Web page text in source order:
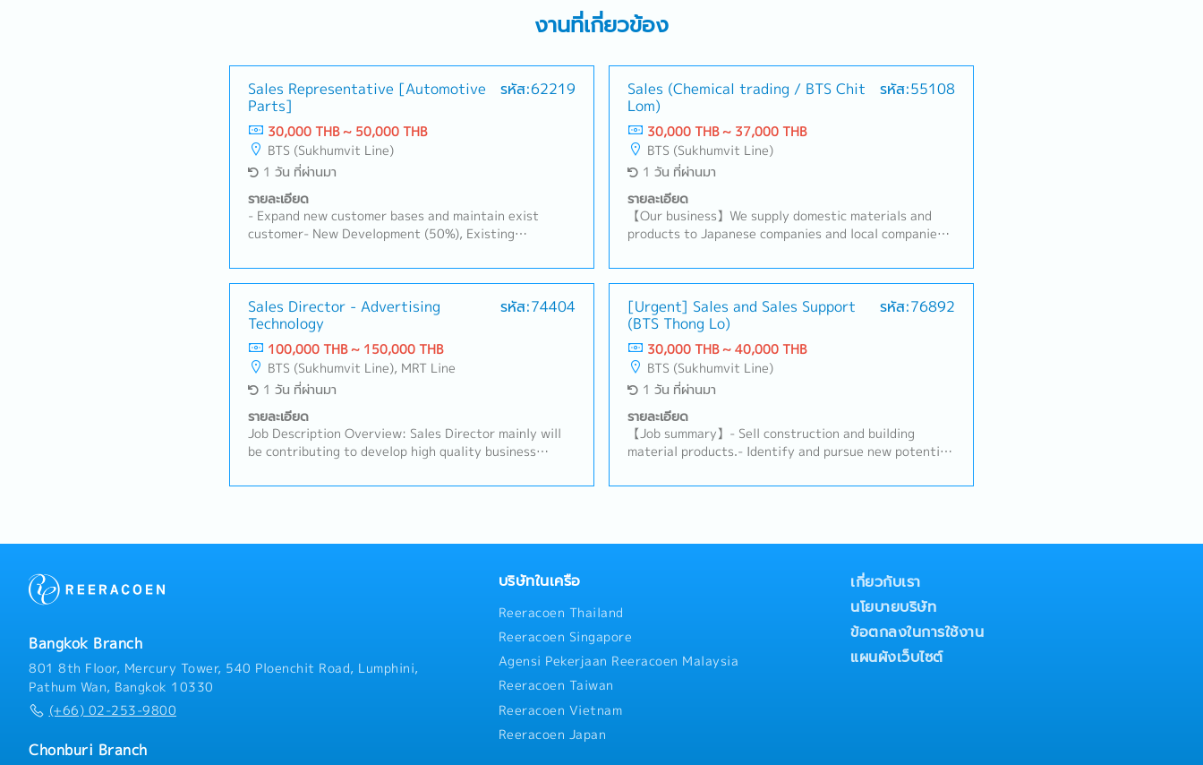
งานที่เกี่ยวข้อง
Sales Representative [Automotive
Parts]
รหัส:62219
30,000 THB ~ 50,000 THB
BTS (Sukhumvit Line)
1 วัน ที่ผ่านมา
รายละเอียด
- Expand new customer bases and maintain exist
customer- New Development (50%), Existing
Industrial Estate in Siracha, Amatanakorn,
Prachinburi- Sell products to Tier 1 or 2 of
Manufacturer- Follow up progress of business achieve
the orders- Prepare and report results, status to the
manager- Other tasks assigned
Sales (Chemical trading / BTS Chit
Lom)
รหัส:55108
30,000 THB ~ 37,000 THB
BTS (Sukhumvit Line)
1 วัน ที่ผ่านมา
รายละเอียด
【Our business】We supply domestic materials and
products to Japanese companies and local companies
domestic customers, we respond to a wide range of
needs, including the provision of products,
import/export business services, and information.
【Hiring reason】To look for new sales person to
expand our business【Job summary】- Handing
existing customers and expanding new customers in
the consumer electronics components, rubber and
plastic industries- Sale and sourcing, stock
management and domestic transactions- Delivery
Management, communication with suppliers and
customers, creating reports and prepare for
colleague to contribute stakeholders- Report to the
Sales Director - Advertising
Technology
รหัส:74404
100,000 THB ~ 150,000 THB
BTS (Sukhumvit Line), MRT Line
1 วัน ที่ผ่านมา
รายละเอียด
Job Description Overview: Sales Director mainly will
be contributing to develop high quality business
short-term and long-term objectives.Lead and
team.He/She will be working closely with CEO on
profit.Responsibilities:- Drive sales activities toward
opportunities and strengthen market presence.- Make
high-quality opportunity decisions to advance the
relationships with key partners and stakeholders and
act as a primary point of contact for important
shareholders.- Analyze problematic situations and
occurrences and provide effective solutions to ensure
the company’s continuity and growth.- Maintain a
[Urgent] Sales and Sales Support
(BTS Thong Lo)
รหัส:76892
30,000 THB ~ 40,000 THB
BTS (Sukhumvit Line)
1 วัน ที่ผ่านมา
รายละเอียด
【Job summary】- Sell construction and building
material products.- Identify and pursue new potential
distributors, and related construction
to expand the market and build connections with
company's CRM system.- Provide on-site client
Bangkok Branch
801 8th Floor, Mercury Tower, 540 Ploenchit Road, Lumphini,
Pathum Wan, Bangkok 10330
(+66) 02-253-9800
Chonburi Branch
บริษัทในเครือ
Reeracoen Thailand
Reeracoen Singapore
Agensi Pekerjaan Reeracoen Malaysia
Reeracoen Taiwan
Reeracoen Vietnam
Reeracoen Japan
เกี่ยวกับเรา
นโยบายบริษัท
ข้อตกลงในการใช้งาน
แผนผังเว็บไซต์